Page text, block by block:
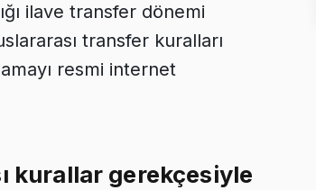
ilave transfer dönemi
transfer kuralları
resmi internet
kurallar gerekçesiyle